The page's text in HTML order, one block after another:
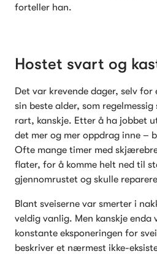
forteller han.
Hostet svart og
Det var krevende dager, selv for
sin beste alder, som
rart, kanskje. Etter å ha jobbet
det mer og mer oppdrag inne –
Ofte mange timer med
flater, for å komme helt ned til
gjennomrustet og skulle
Blant sveiserne var smerter i
veldig vanlig. Men kanskje enda
konstante eksponeringen for
beskriver et nærmest ikke-